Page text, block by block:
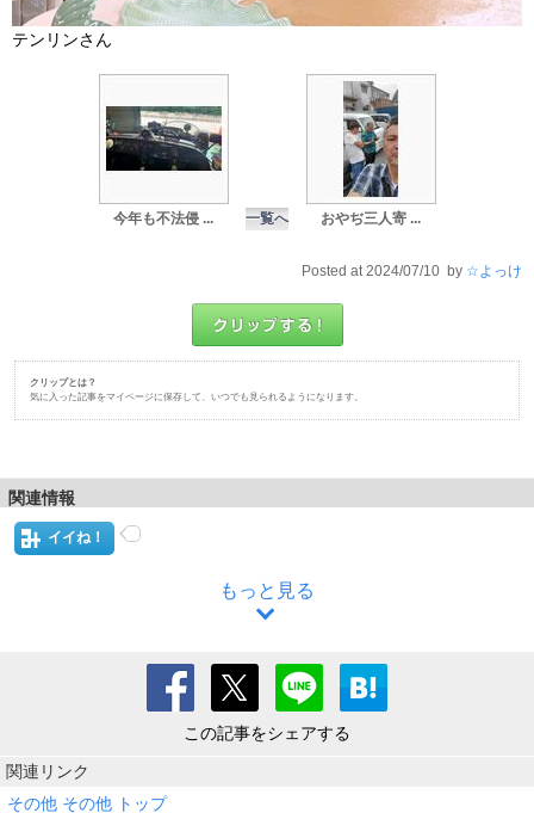
テンリンさん
今年も不法侵 ... 一覧へ おやぢ三人寄 ...
Posted at 2024/07/10 by ☆よっけ
クリップとは？
気に入った記事をマイページに保存して、いつでも見られるようになります。
関連情報
イイね！
もっと見る
この記事をシェアする
関連リンク
その他 その他 トップ